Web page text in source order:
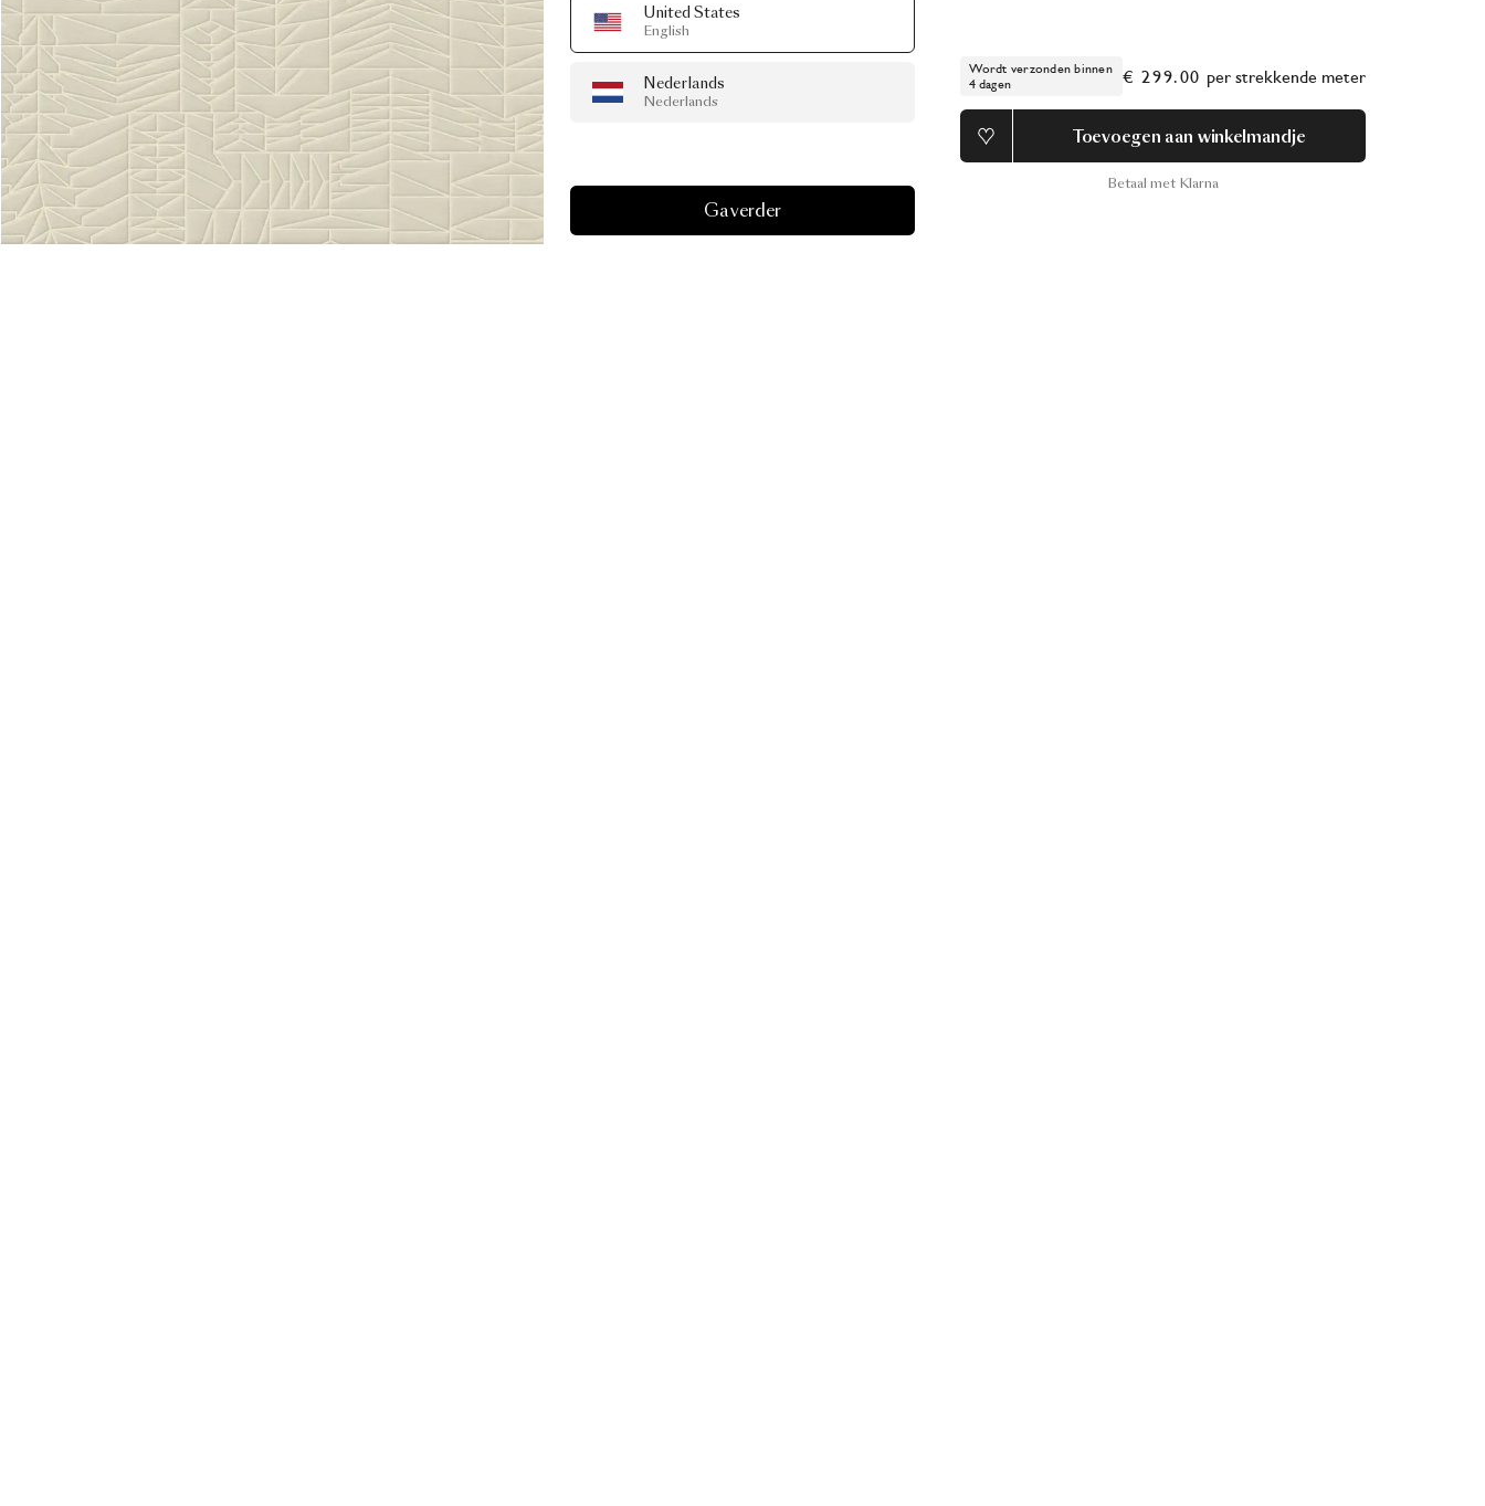
Wordt verzonden binnen
4 dagen
€ 299.00 per strekkende meter
Toevoegen aan winkelmandje
Betaal met Klarna
United States
English
Nederlands
Nederlands
Ga verder